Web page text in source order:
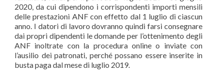
2020, da cui dipendono i corrispondenti importi mensili
delle prestazioni ANF con effetto dal 1 luglio di ciascun
anno. I datori di lavoro dovranno quindi farsi consegnare
dai propri dipendenti le domande per l’ottenimento degli
ANF inoltrate con la procedura online o inviate con
l’ausilio dei patronati, perché possano essere inserite in
busta paga dal mese di luglio 2019.